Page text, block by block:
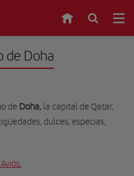
de Doha
de Doha, la capital de Qatar,
dulces, especias,